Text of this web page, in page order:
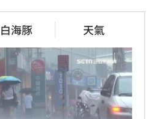
白海豚 天氣